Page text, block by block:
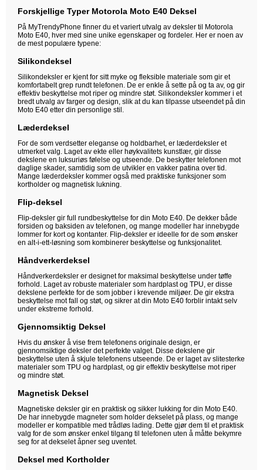
Forskjellige Typer Motorola Moto E40 Deksel
På MyTrendyPhone finner du et variert utvalg av deksler til Motorola
Moto E40, hver med sine unike egenskaper og fordeler. Her er noen av
de mest populære typene:
Silikondeksel
Silikondeksler er kjent for sitt myke og fleksible materiale som gir et
komfortabelt grep rundt telefonen. De er enkle å sette på og ta av, og gir
effektiv beskyttelse mot riper og mindre støt. Silikondeksler kommer i et
bredt utvalg av farger og design, slik at du kan tilpasse utseendet på din
Moto E40 etter din personlige stil.
Læderdeksel
For de som verdsetter eleganse og holdbarhet, er læderdeksler et
utmerket valg. Laget av ekte eller høykvalitets kunstlær, gir disse
dekslene en luksuriøs følelse og utseende. De beskytter telefonen mot
daglige skader, samtidig som de utvikler en vakker patina over tid.
Mange læderdeksler kommer også med praktiske funksjoner som
kortholder og magnetisk lukning.
Flip-deksel
Flip-deksler gir full rundbeskyttelse for din Moto E40. De dekker både
forsiden og baksiden av telefonen, og mange modeller har innebygde
lommer for kort og kontanter. Flip-deksler er ideelle for de som ønsker
en alt-i-ett-løsning som kombinerer beskyttelse og funksjonalitet.
Håndverkerdeksel
Håndverkerdeksler er designet for maksimal beskyttelse under tøffe
forhold. Laget av robuste materialer som hardplast og TPU, er disse
dekslene perfekte for de som jobber i krevende miljøer. De gir ekstra
beskyttelse mot fall og støt, og sikrer at din Moto E40 forblir intakt selv
under ekstreme forhold.
Gjennomsiktig Deksel
Hvis du ønsker å vise frem telefonens originale design, er
gjennomsiktige deksler det perfekte valget. Disse dekslene gir
beskyttelse uten å skjule telefonens utseende. De er laget av slitesterke
materialer som TPU og hardplast, og gir effektiv beskyttelse mot riper
og mindre støt.
Magnetisk Deksel
Magnetiske deksler gir en praktisk og sikker lukking for din Moto E40.
De har innebygde magneter som holder dekselet på plass, og mange
modeller er kompatible med trådløs lading. Dette gjør dem til et praktisk
valg for de som ønsker enkel tilgang til telefonen uten å måtte bekymre
seg for at dekselet åpner seg uventet.
Deksel med Kortholder